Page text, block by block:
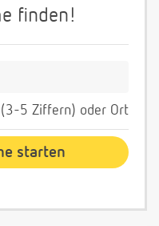
finden!
(3-5 Ziffern) oder Ort